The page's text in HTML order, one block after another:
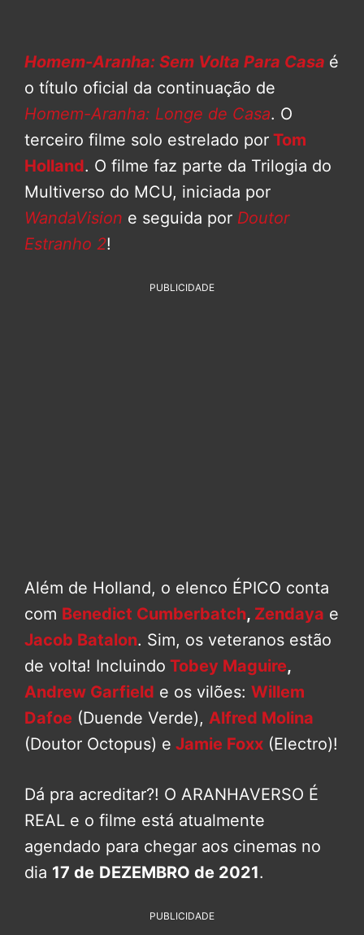
Homem-Aranha: Sem Volta Para Casa é
o título oficial da continuação de
Homem-Aranha: Longe de Casa. O
terceiro filme solo estrelado por Tom
Holland. O filme faz parte da Trilogia do
Multiverso do MCU, iniciada por
WandaVision e seguida por Doutor
Estranho 2!
PUBLICIDADE
Além de Holland, o elenco ÉPICO conta
com Benedict Cumberbatch, Zendaya e
Jacob Batalon. Sim, os veteranos estão
de volta! Incluindo Tobey Maguire,
Andrew Garfield e os vilões: Willem
Dafoe (Duende Verde), Alfred Molina
(Doutor Octopus) e Jamie Foxx (Electro)!
Dá pra acreditar?! O ARANHAVERSO É
REAL e o filme está atualmente
agendado para chegar aos cinemas no
dia 17 de DEZEMBRO de 2021.
PUBLICIDADE